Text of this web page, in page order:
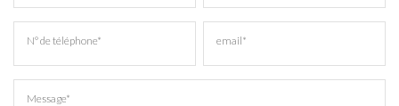
N° de téléphone* email*
Message*